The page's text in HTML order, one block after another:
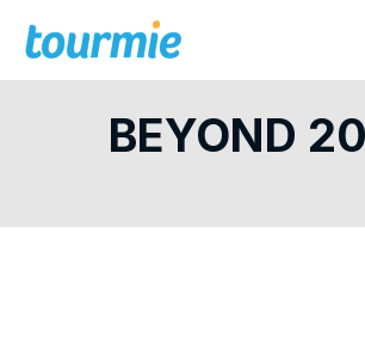
BEYOND